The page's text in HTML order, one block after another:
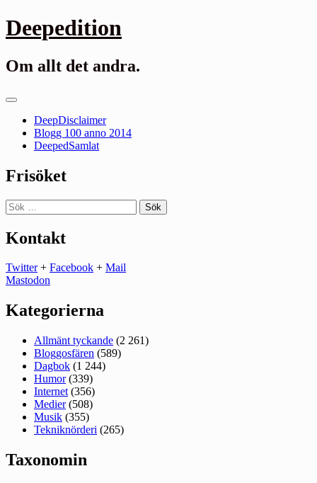
Gå
till
Deepedition
Om allt det andra.
Primär
DeepDisclaimer
Blogg 100 anno 2014
DeepedSamlat
Frisöket
Sök
efter:
Kontakt
Twitter+ Facebook + Mail
Mastodon
Kategorierna
Allmänt tyckande (2 261)
Bloggosfären (589)
Dagbok (1 244)
Humor(339)
Internet (356)
Medier(508)
Musik (355)
Tekniknörderi (265)
Taxonomin